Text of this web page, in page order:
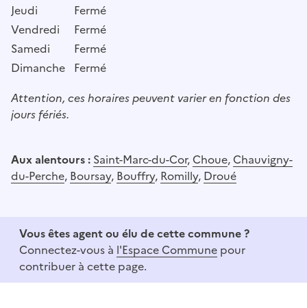
Jeudi
Fermé
Vendredi
Fermé
Samedi
Fermé
Dimanche Fermé
Attention, ces horaires peuvent varier en fonction des
jours fériés.
Aux alentours : Saint-Marc-du-Cor, Choue, Chauvigny-
du-Perche, Boursay, Bouffry, Romilly, Droué
Vous êtes agent ou élu de cette commune ?
Connectez-vous à l'Espace Commune pour
contribuer à cette page.